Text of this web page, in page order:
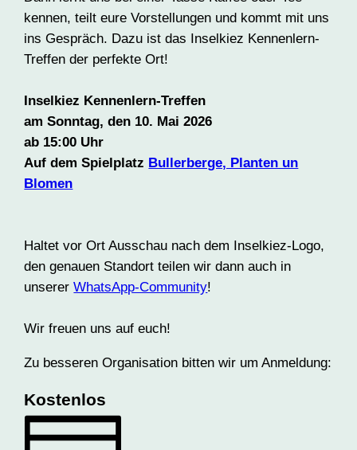
kennen, teilt eure Vorstellungen und kommt mit uns
ins Gespräch. Dazu ist das Inselkiez Kennenlern-
Treffen der perfekte Ort!
Inselkiez Kennenlern-Treffen
am Sonntag, den 10. Mai 2026
ab 15:00 Uhr
Auf dem Spielplatz Bullerberge, Planten un
Blomen
Haltet vor Ort Ausschau nach dem Inselkiez-Logo,
den genauen Standort teilen wir dann auch in
unsererWhatsApp-Community!
Wir freuen uns auf euch!
Zu besseren Organisation bitten wir um Anmeldung:
Kostenlos